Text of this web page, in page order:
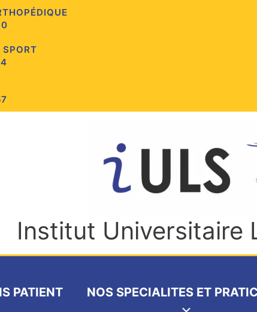
SPORT
Institut Universitaire
PATIENT NOS SPECIALITES ET